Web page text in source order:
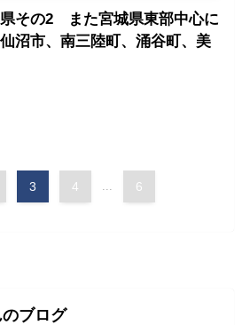
県その2 また宮城県東部中心に
沼市、南三陸町、涌谷町、美
3 4 ... 6
ブログ